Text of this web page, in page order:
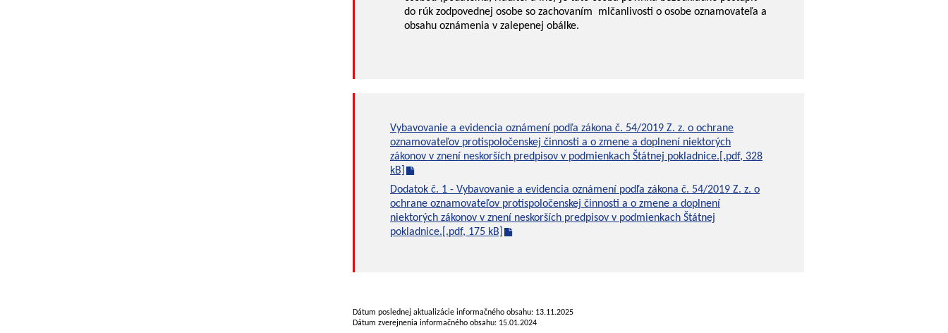
do rúk zodpovednej osobe so zachovaním mlčanlivosti o osobe oznamovateľa a
obsahu oznámenia v zalepenej obálke.
Vybavovanie a evidencia oznámení podľa zákona č. 54/2019 Z. z. o ochrane
oznamovateľov protispoločenskej činnosti a o zmene a doplnení niektorých
zákonov v znení neskorších predpisov v podmienkach Štátnej pokladnice.[.pdf, 328
kB]
Dodatok č. 1 - Vybavovanie a evidencia oznámení podľa zákona č. 54/2019 Z. z. o
ochrane oznamovateľov protispoločenskej činnosti a o zmene a doplnení
niektorých zákonov v znení neskorších predpisov v podmienkach Štátnej
pokladnice.[.pdf, 175 kB]
Dátum poslednej aktualizácie informačného obsahu: 13.11.2025
Dátum zverejnenia informačného obsahu: 15.01.2024